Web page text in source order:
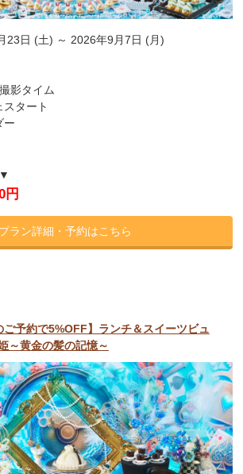
23日 (土) ～ 2026年9月7日 (月)
影タイム
タート
ー
円
プラン詳細・予約はこちら
ご予約で5%OFF】ランチ＆スイーツビュ
～黄金の髪の記憶～